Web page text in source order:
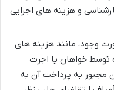
و هزینه های اجرایی
وجود، مانند هزینه های
توسط خواهان یا اجرت
مجبور به پرداخت آن به